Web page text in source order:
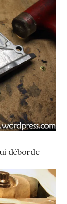
déborde